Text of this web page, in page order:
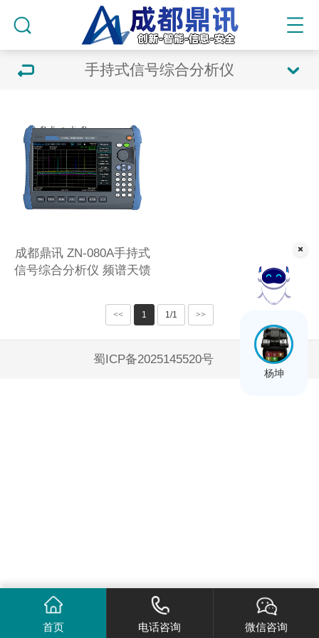
手持式信号综合分析仪
成都鼎讯 ZN-080A手持式
信号综合分析仪 频谱天馈
<< 1 1/1 >>
蜀ICP备2025145520号
首页 电话咨询 微信咨询
在线客服
杨坤